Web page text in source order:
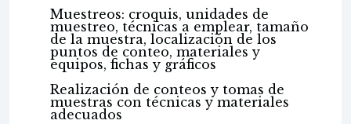
Muestreos: croquis, unidades de
muestreo, técnicas a emplear, tamaño
de la muestra, localización de los
puntos de conteo, materiales y
equipos, fichas y gráficos
Realización de conteos y tomas de
muestras con técnicas y materiales
adecuados